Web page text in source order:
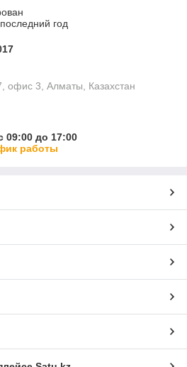
год
офис 3, Алматы, Казахстан
09:00 до 17:00
работы